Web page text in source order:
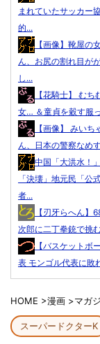
まれていたサッカー
的...
【画像】靴屋の
ん、お尻の割れ目が
し...
【花騎士】 む
女… ＆童貞を穀す服
【画像】 みいち
ん、日本の警察なめ
中国「大洪水！
「決壊」地元民「公
者...
【刃牙らへん
次郎に二丁拳銃で挑
【バスケットボ
表 モンゴル代表に
HOME >漫画 >マガ
スーパードクターK